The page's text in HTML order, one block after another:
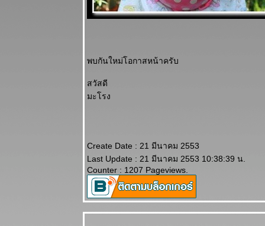
พบกันใหม่โอกาสหน้าครับ
สวัสดี
มะโรง
Create Date : 21 มีนาคม 2553
Last Update : 21 มีนาคม 2553 10:38:39 น.
Counter : 1207 Pageviews.